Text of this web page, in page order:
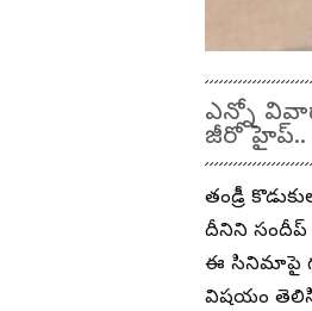
ఎన్నో
జీరో హైప్..
తండ్రీ
దీనిని సందీప్‌
ఈ సినిమాపై
విషయం